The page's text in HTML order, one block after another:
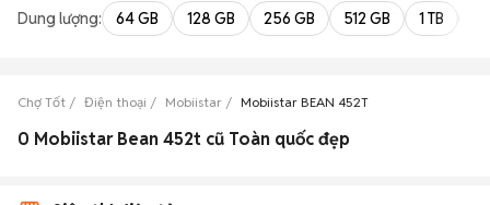
Dung lượng: 64 GB 128 GB 256 GB 512 GB 1 TB
Chợ Tốt Điện thoại Mobiistar Mobiistar BEAN 452T
0 Mobiistar Bean 452t cũ Toàn quốc đẹp